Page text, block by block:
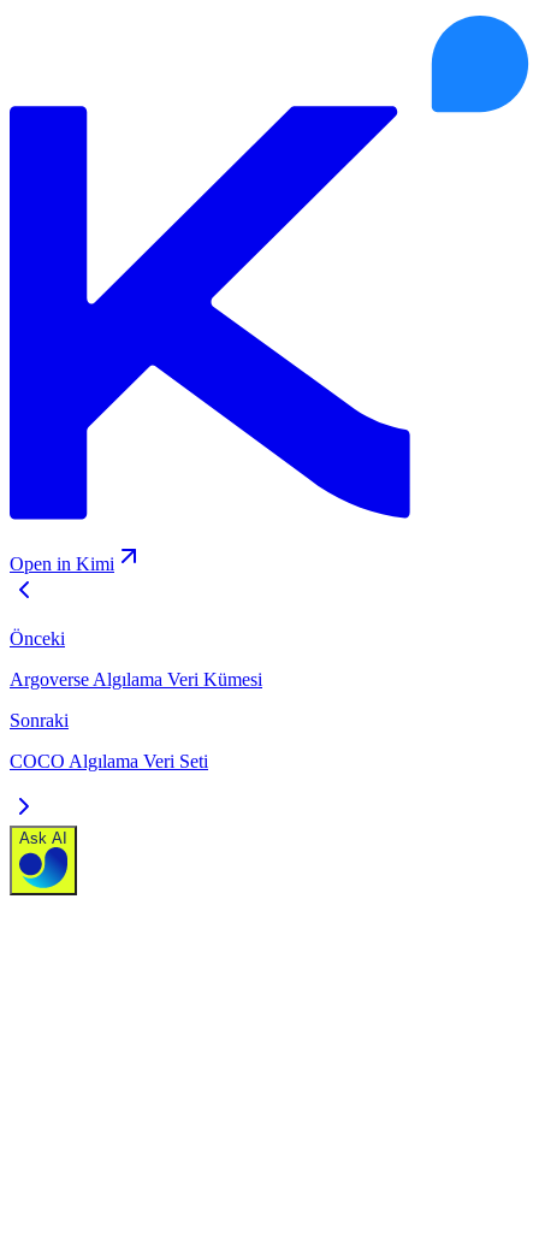
Open in Kimi
Önceki
Argoverse Algılama Veri Kümesi
Sonraki
COCO Algılama Veri Seti
Ask AI